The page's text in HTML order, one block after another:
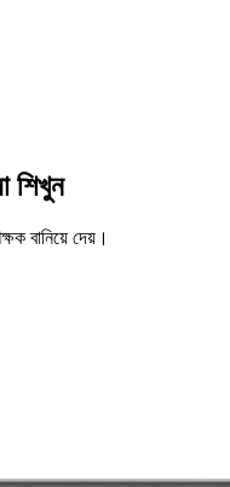
শিখুন
বানিয়ে দেয়।